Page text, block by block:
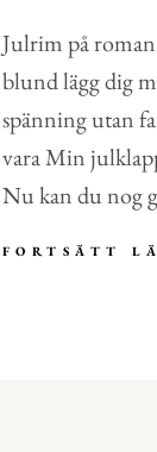
Julrim på
blund lägg dig
spänning utan
vara Min
Nu kan du nog
FORTSÄTT